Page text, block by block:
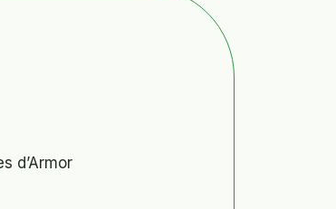
d’Armor